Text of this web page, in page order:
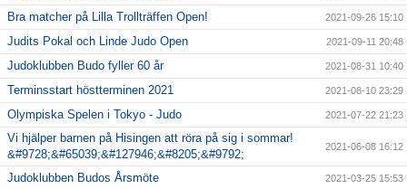
Bra matcher på Lilla Trollträffen Open! 2021-09-26 15:10
Judits Pokal och Linde Judo Open 2021-09-11 20:48
Judoklubben Budo fyller 60 år 2021-08-31 10:40
Terminsstart höstterminen 2021 2021-08-10 23:29
Olympiska Spelen i Tokyo - Judo 2021-07-22 21:23
Vi hjälper barnen på Hisingen att röra på sig i sommar!
&#9728;&#65039;&#127946;&#8205;&#9792;
2021-06-08 16:12
Judoklubben Budos Årsmöte 2021-03-25 15:53